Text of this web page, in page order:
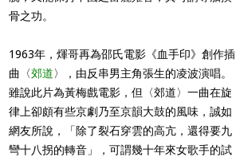
骨之功。
1963年，煇哥再為邵氏電影《血手印》創作插
曲〈郊道〉，由反串男主角張生的凌波演唱。
雖說此片為黃梅戲電影，但〈郊道〉一曲在旋
律上卻頗有些京劇乃至京韻大鼓的風味，誠如
網友所說，「除了裂石穿雲的高亢，還得要九
彎十八拐的轉音」，可謂幾十年來女歌手的試